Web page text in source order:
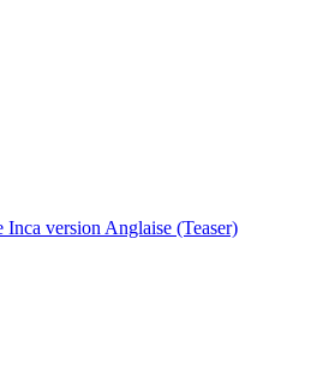
version Anglaise (Teaser)